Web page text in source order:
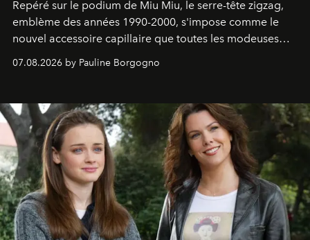
Repéré sur le podium de Miu Miu, le serre-tête zigzag,
emblème des années 1990-2000, s'impose comme le
nouvel accessoire capillaire que toutes les modeuses
07.08.2026 by Pauline Borgogno